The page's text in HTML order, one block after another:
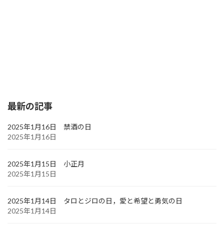
最新の記事
2025年1月16日 禁酒の日
2025年1月16日
2025年1月15日 小正月
2025年1月15日
2025年1月14日 タロとジロの日，愛と希望と勇気の日
2025年1月14日